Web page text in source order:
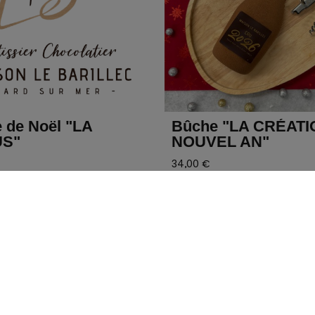
"LA CRÉATION DU
AN"
Pain de Campagne
1,60 €